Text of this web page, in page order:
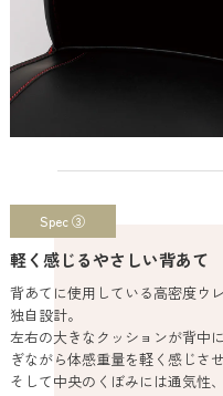
Spec ③
軽く感じるやさしい背あて
背あてに使用している高密度ウ
独自設計。
左右の大きなクッションが背中
ぎながら体感重量を軽く感じさせ
そして中央のくぼみには通気性